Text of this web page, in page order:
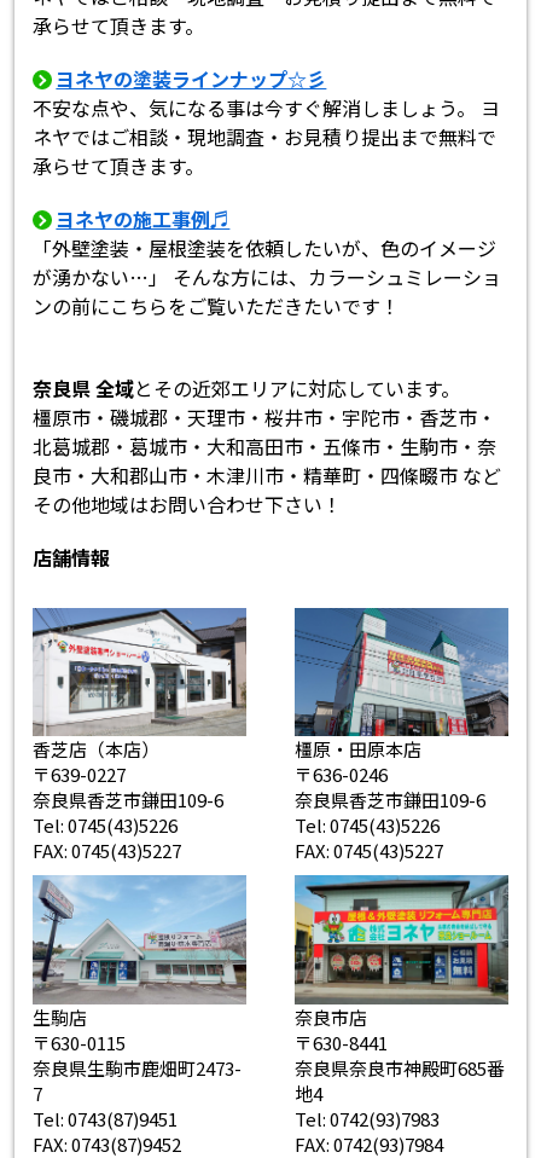
承らせて頂きます。
ヨネヤの塗装ラインナップ☆彡
不安な点や、気になる事は今すぐ解消しましょう。 ヨ
ネヤではご相談・現地調査・お見積り提出まで無料で
承らせて頂きます。
ヨネヤの施工事例♬
「外壁塗装・屋根塗装を依頼したいが、色のイメージ
が湧かない…」 そんな方には、カラーシュミレーショ
ンの前にこちらをご覧いただきたいです！
奈良県 全域とその近郊エリアに対応しています。
橿原市・磯城郡・天理市・桜井市・宇陀市・香芝市・
北葛城郡・葛城市・大和高田市・五條市・生駒市・奈
良市・大和郡山市・木津川市・精華町・四條畷市 など
その他地域はお問い合わせ下さい！
店舗情報
香芝店（本店）
〒639-0227
奈良県香芝市鎌田109-6
Tel: 0745(43)5226
FAX: 0745(43)5227
橿原・田原本店
〒636-0246
奈良県香芝市鎌田109-6
Tel: 0745(43)5226
FAX: 0745(43)5227
生駒店
〒630-0115
奈良県生駒市鹿畑町2473-
7
Tel: 0743(87)9451
FAX: 0743(87)9452
奈良市店
〒630-8441
奈良県奈良市神殿町685番
地4
Tel: 0742(93)7983
FAX: 0742(93)7984